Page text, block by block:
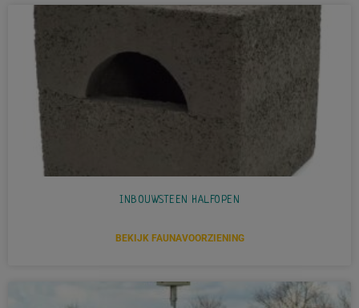
INBOUWSTEEN HALFOPEN
BEKIJK FAUNAVOORZIENING